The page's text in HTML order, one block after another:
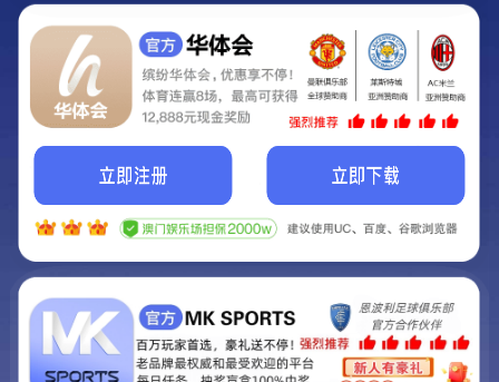
Hey Guys!
我们即将上线啦...
我们的网站正在建设.
它将是非常棒的网站.
联系我们!